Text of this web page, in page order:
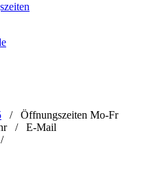
/ Öffnungszeiten Mo-Fr
/ E-Mail
/